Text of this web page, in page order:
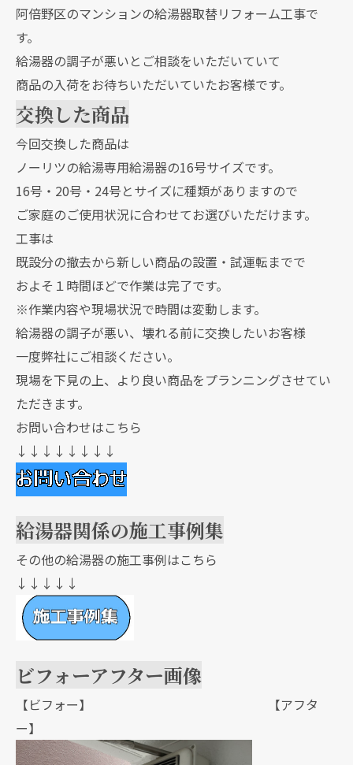
阿倍野区のマンションの給湯器取替リフォーム工事で
す。
給湯器の調子が悪いとご相談をいただいていて
商品の入荷をお待ちいただいていたお客様です。
交換した商品
今回交換した商品は
ノーリツの給湯専用給湯器の16号サイズです。
16号・20号・24号とサイズに種類がありますので
ご家庭のご使用状況に合わせてお選びいただけます。
工事は
既設分の撤去から新しい商品の設置・試運転までで
およそ１時間ほどで作業は完了です。
※作業内容や現場状況で時間は変動します。
給湯器の調子が悪い、壊れる前に交換したいお客様
一度弊社にご相談ください。
現場を下見の上、より良い商品をプランニングさせてい
ただきます。
お問い合わせはこちら
↓↓↓↓↓↓↓↓
給湯器関係の施工事例集
その他の給湯器の施工事例はこちら
↓↓↓↓↓
ビフォーアフター画像
【ビフォー】 【アフタ
ー】